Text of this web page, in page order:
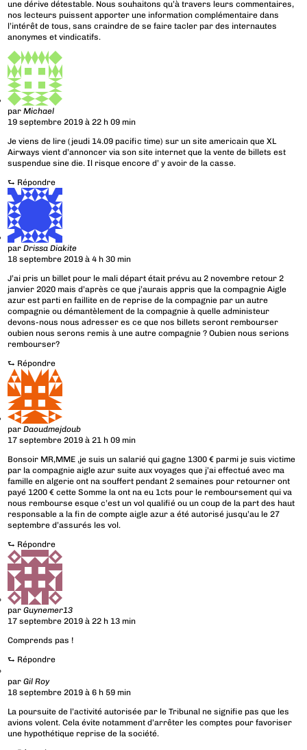
une dérive détestable. Nous souhaitons qu’à travers leurs commentaires,
nos lecteurs puissent apporter une information complémentaire dans
l’intérêt de tous, sans craindre de se faire tacler par des internautes
anonymes et vindicatifs.
parMichael
19 septembre 2019 à 22 h 09 min
Je viens de lire (jeudi 14.09 pacific time) sur un site americain que XL
Airways vient d’annoncer via son site internet que la vente de billets est
suspendue sine die. Il risque encore d’ y avoir de la casse.
⮑ Répondre
parDrissa Diakite
18 septembre 2019 à 4 h 30 min
J’ai pris un billet pour le mali départ était prévu au 2 novembre retour 2
janvier 2020 mais d’après ce que j’aurais appris que la compagnie Aigle
azur est parti en faillite en de reprise de la compagnie par un autre
compagnie ou démantèlement de la compagnie à quelle administeur
devons-nous nous adresser es ce que nos billets seront rembourser
oubien nous serons remis à une autre compagnie ? Oubien nous serions
rembourser?
⮑ Répondre
parDaoudmejdoub
17 septembre 2019 à 21 h 09 min
Bonsoir MR,MME ,je suis un salarié qui gagne 1300 € parmi je suis victime
par la compagnie aigle azur suite aux voyages que j’ai effectué avec ma
famille en algerie ont na souffert pendant 2 semaines pour retourner ont
payé 1200 € cette Somme la ont na eu 1cts pour le remboursement qui va
nous rembourse esque c’est un vol qualifié ou un coup de la part des haut
responsable a la fin de compte aigle azur a été autorisé jusqu’au le 27
septembre d’assurés les vol.
⮑ Répondre
parGuynemer13
17 septembre 2019 à 22 h 13 min
Comprends pas !
⮑ Répondre
parGil Roy
18 septembre 2019 à 6 h 59 min
La poursuite de l’activité autorisée par le Tribunal ne signifie pas que les
avions volent. Cela évite notamment d’arrêter les comptes pour favoriser
une hypothétique reprise de la société.